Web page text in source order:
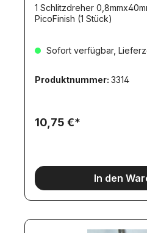
1 Schlitzdreher 0,8mmx40mm
PicoFinish (1 Stück)
Sofort verfügbar,
Produktnummer: 3314
10,75 €*
In den